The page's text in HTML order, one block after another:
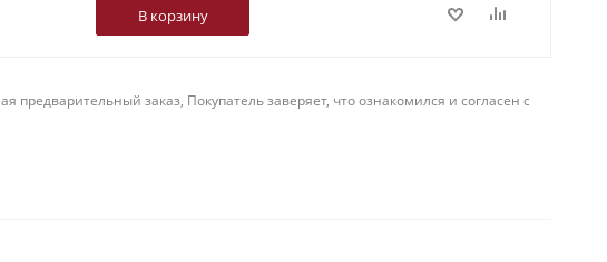
В корзину
заказ, Покупатель заверяет, что ознакомился и согласен с